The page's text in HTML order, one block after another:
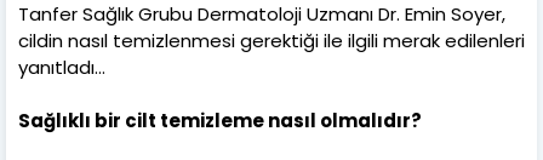
Tanfer Sağlık Grubu Dermatoloji Uzmanı Dr. Emin Soyer,
cildin nasıl temizlenmesi gerektiği ile ilgili merak edilenleri
yanıtladı…
Sağlıklı bir cilt temizleme nasıl olmalıdır?